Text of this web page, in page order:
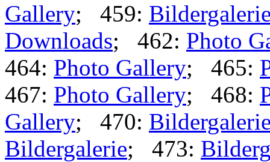
Gallery; 459:
Downloads; 462: Photo
464: Photo Gallery; 465:
467: Photo Gallery; 468:
Gallery; 470:
Bildergalerie; 473: